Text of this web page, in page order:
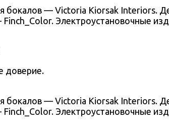
бокалов — Victoria Kiorsak Interiors.
Электроустановочные
доверие.
бокалов — Victoria Kiorsak Interiors.
Электроустановочные